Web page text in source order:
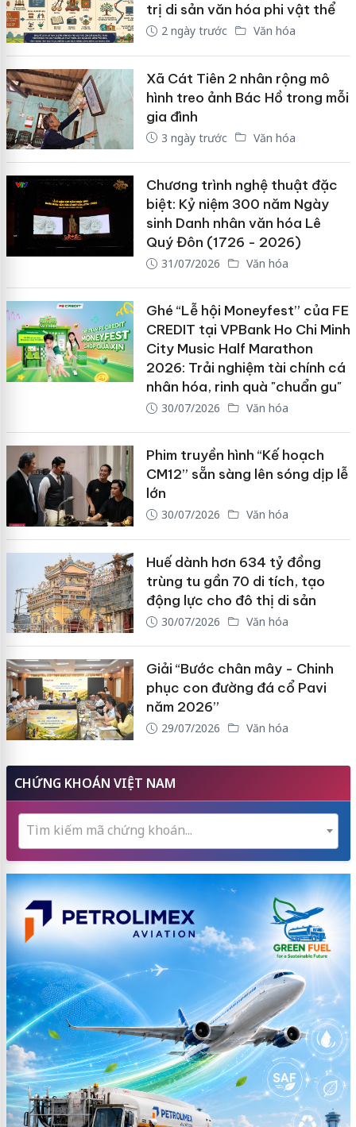
trị di sản văn hóa phi vật thể
2 ngày trước Văn hóa
Xã Cát Tiên 2 nhân rộng mô
hình treo ảnh Bác Hồ trong mỗi
gia đình
3 ngày trước Văn hóa
Chương trình nghệ thuật đặc
biệt: Kỷ niệm 300 năm Ngày
sinh Danh nhân văn hóa Lê
Quý Đôn (1726 - 2026)
31/07/2026 Văn hóa
Ghé “Lễ hội Moneyfest” của FE
CREDIT tại VPBank Ho Chi Minh
City Music Half Marathon
2026: Trải nghiệm tài chính cá
nhân hóa, rinh quà "chuẩn gu"
30/07/2026 Văn hóa
Phim truyền hình “Kế hoạch
CM12” sẵn sàng lên sóng dịp lễ
lớn
30/07/2026 Văn hóa
Huế dành hơn 634 tỷ đồng
trùng tu gần 70 di tích, tạo
động lực cho đô thị di sản
30/07/2026 Văn hóa
Giải “Bước chân mây - Chinh
phục con đường đá cổ Pavi
năm 2026”
29/07/2026 Văn hóa
CHỨNG KHOÁN VIỆT NAM
Tìm kiếm mã chứng khoán...